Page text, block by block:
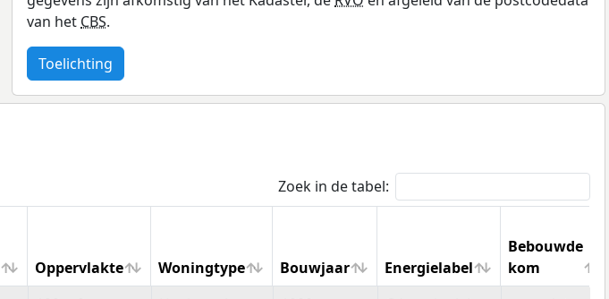
van het CBS.
Toelichting
Zoek in de tabel:
Oppervlakte Woningtype Bouwjaar Energielabel
Bebouwde
kom